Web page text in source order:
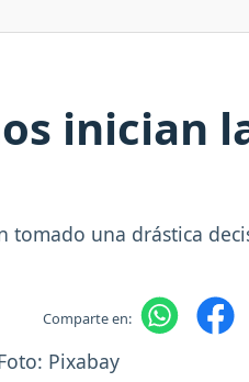
inician
tomado una drástica
Comparte en: